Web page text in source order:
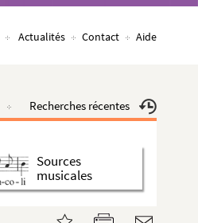
Actualités Contact Aide
Recherches récentes
Sources
musicales